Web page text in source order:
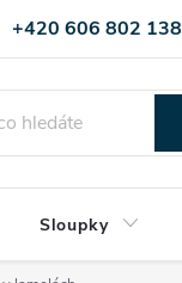
+420 606 802 138
Sloupky